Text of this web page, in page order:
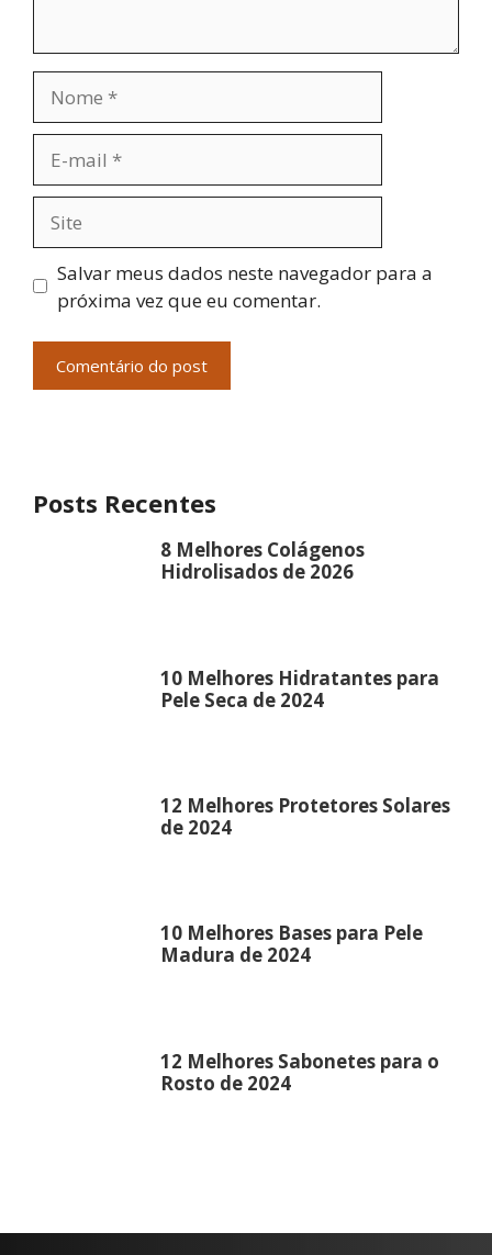
mail
Salvar meus dados neste navegador para a
próxima vez que eu comentar.
Posts Recentes
8 Melhores Colágenos
Hidrolisados de 2026
10 Melhores Hidratantes para
Pele Seca de 2024
12 Melhores Protetores Solares
de 2024
10 Melhores Bases para Pele
Madura de 2024
12 Melhores Sabonetes para o
Rosto de 2024